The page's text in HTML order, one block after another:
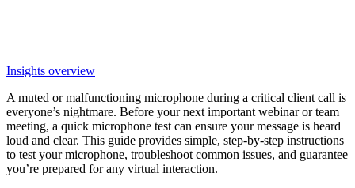
Insights overview
A muted or malfunctioning microphone during a critical client call is
everyone’s nightmare. Before your next important webinar or team
meeting, a quick microphone test can ensure your message is heard
loud and clear. This guide provides simple, step-by-step instructions
to test your microphone, troubleshoot common issues, and guarantee
you’re prepared for any virtual interaction.